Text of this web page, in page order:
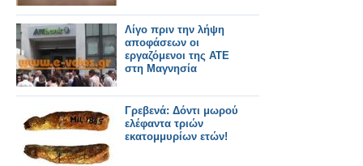
Λίγο πριν την λήψη
αποφάσεων οι
εργαζόμενοι της ΑΤΕ
στη Μαγνησία
Γρεβενά: Δόντι μωρού
ελέφαντα τριών
εκατομμυρίων ετών!